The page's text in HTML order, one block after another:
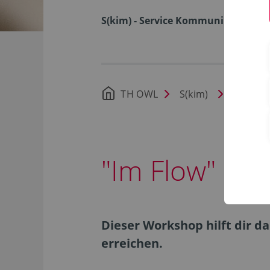
S(kim) - Service Kommunikation
TH OWL S(kim)
"Im Flow" -
Dieser Workshop hilft dir
erreichen.